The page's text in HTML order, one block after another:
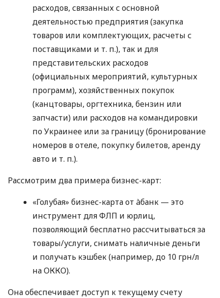
расходов, связанных с основной
деятельностью предприятия (закупка
товаров или комплектующих, расчеты с
поставщиками и т. п.), так и для
представительских расходов
(официальных мероприятий, культурных
программ), хозяйственных покупок
(канцтовары, оргтехника, бензин или
запчасти) или расходов на командировки
по Украинее или за границу (бронирование
номеров в отеле, покупку билетов, аренду
авто и т. п.).
Рассмотрим два примера бизнес-карт:
«Голубая» бизнес-карта от àбанк — это
инструмент для ФЛП и юрлиц,
позволяющий бесплатно рассчитываться за
товары/услуги, снимать наличные деньги
и получать кэшбек (например, до 10 грн/л
на ОККО).
Она обеспечивает доступ к текущему счету